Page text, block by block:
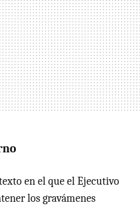
en el que el Ejecutivo
los gravámenes